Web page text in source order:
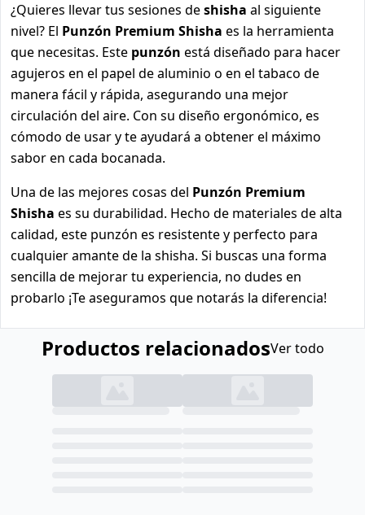
¿Quieres llevar tus sesiones deshisha al siguiente
nivel? El Punzón Premium Shisha es la herramienta
que necesitas. Este punzón está diseñado para hacer
agujeros en el papel de aluminio o en el tabaco de
manera fácil y rápida, asegurando una mejor
circulación del aire. Con su diseño ergonómico, es
cómodo de usar y te ayudará a obtener el máximo
sabor en cada bocanada.
Una de las mejores cosas del Punzón Premium
Shisha es su durabilidad. Hecho de materiales de alta
calidad, este punzón es resistente y perfecto para
cualquier amante de la shisha. Si buscas una forma
sencilla de mejorar tu experiencia, no dudes en
probarlo ¡Te aseguramos que notarás la diferencia!
Productos relacionadosVer todo